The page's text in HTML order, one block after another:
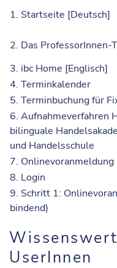
1. Startseite [Deutsch]
2. Das ProfessorInnen-
3. ibc Home [Englisch]
4. Terminkalender
5. Terminbuchung für
6. Aufnahmeverfahren
bilinguale
und Handelsschule
7. Onlinevoranmeldung
8. Login
9. Schritt 1:
bindend)
UserInnen